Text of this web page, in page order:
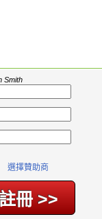
Smith
選擇贊助商